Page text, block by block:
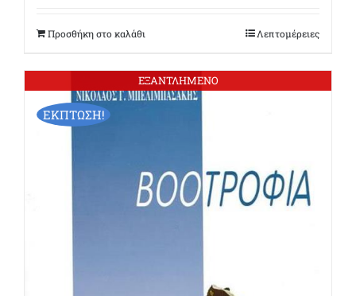
€30,00.είναι:
Προσθήκη στο καλάθι Λεπτομέρειες
ΕΞΑΝΤΛΗΜΕΝΟ
ΕΚΠΤΩΣΗ!